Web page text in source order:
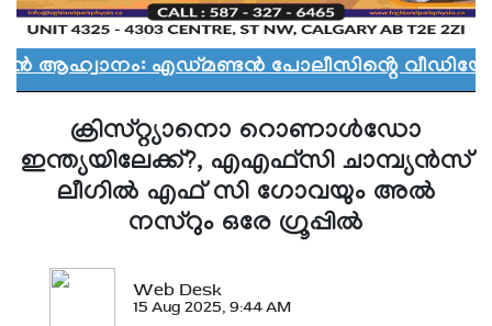
ആഹ്വാനം: എഡ്മണ്ടൻ പോലീസിൻ്റെ വീഡിയോ
ക്രിസ്റ്റ്യാനൊ റൊണാള്‍ഡോ
ഇന്ത്യയിലേക്ക്?, എഎഫ്‌സി ചാമ്പ്യൻസ്
ലീഗില്‍ എഫ് സി ഗോവയും അല്‍
നസ്റും ഒരേ ഗ്രൂപ്പില്‍
Web Desk
15 Aug 2025, 9:44 AM